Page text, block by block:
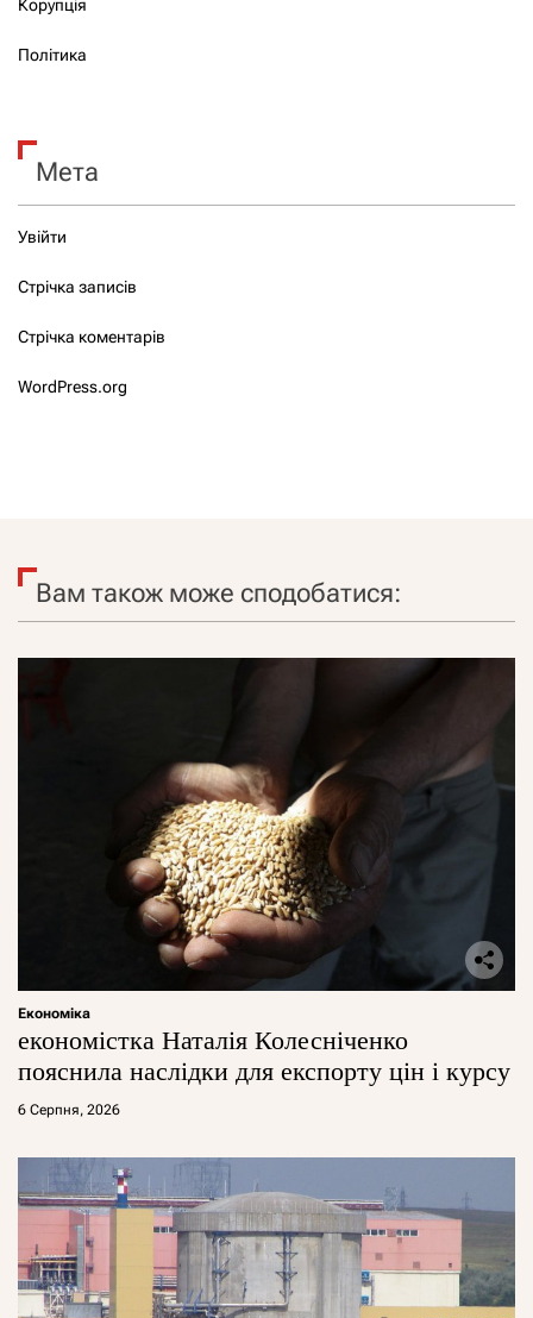
Корупція
Політика
Мета
Увійти
Стрічка записів
Стрічка коментарів
WordPress.org
Вам також може сподобатися:
Економіка
економістка Наталія Колесніченко
пояснила наслідки для експорту цін і курсу
6 Серпня, 2026